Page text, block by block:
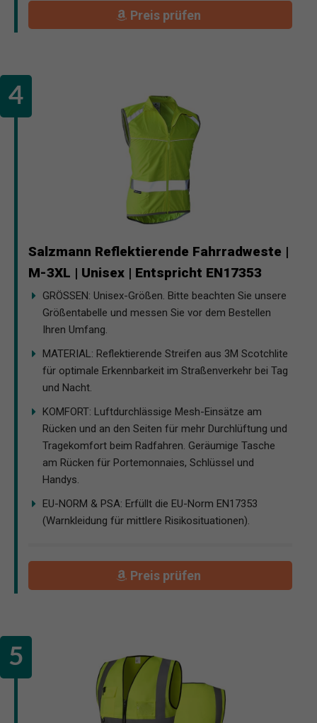
Preis prüfen
Salzmann Reflektierende Fahrradweste |
M-3XL | Unisex | Entspricht EN17353
GRÖSSEN: Unisex-Größen. Bitte beachten Sie unsere
Größentabelle und messen Sie vor dem Bestellen
Ihren Umfang.
MATERIAL: Reflektierende Streifen aus 3M Scotchlite
für optimale Erkennbarkeit im Straßenverkehr bei Tag
und Nacht.
KOMFORT: Luftdurchlässige Mesh-Einsätze am
Rücken und an den Seiten für mehr Durchlüftung und
Tragekomfort beim Radfahren. Geräumige Tasche
am Rücken für Portemonnaies, Schlüssel und
Handys.
EU-NORM & PSA: Erfüllt die EU-Norm EN17353
(Warnkleidung für mittlere Risikosituationen).
Preis prüfen